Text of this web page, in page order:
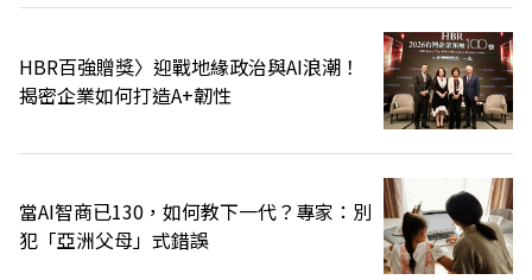
HBR百強贈獎〉迎戰地緣政治與AI浪潮！
揭密企業如何打造A+韌性
當AI智商已130，如何教下一代？專家：別
犯「亞洲父母」式錯誤